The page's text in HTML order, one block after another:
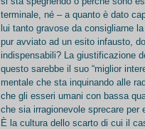
terminale, né – a quanto è dato
lui tanto gravose da consigliarne
pur avviato ad un esito infausto,
indispensabili? La giustificazione
questo sarebbe il suo “miglior
mentale che sta inquinando alle
che gli esseri umani con bassa
che sia irragionevole sprecare per
È la cultura dello scarto di cui il